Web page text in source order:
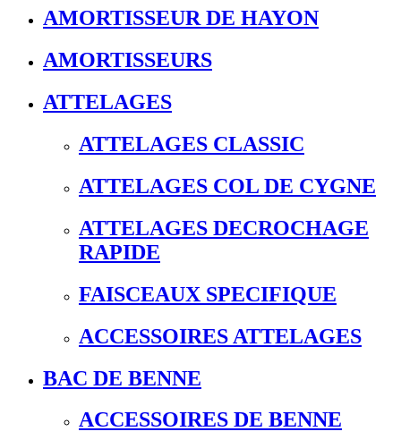
AMORTISSEUR DE HAYON
AMORTISSEURS
ATTELAGES
ATTELAGES CLASSIC
ATTELAGES COL DE CYGNE
ATTELAGES DECROCHAGE
RAPIDE
FAISCEAUX SPECIFIQUE
ACCESSOIRES ATTELAGES
BAC DE BENNE
ACCESSOIRES DE BENNE